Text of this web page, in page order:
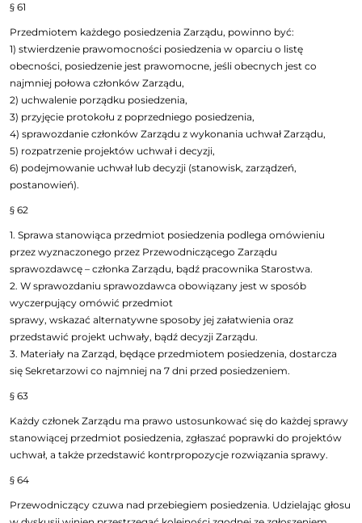
§ 61
Przedmiotem każdego posiedzenia Zarządu, powinno być:
1) stwierdzenie prawomocności posiedzenia w oparciu o listę
obecności, posiedzenie jest prawomocne, jeśli obecnych jest co
najmniej połowa członków Zarządu,
2) uchwalenie porządku posiedzenia,
3) przyjęcie protokołu z poprzedniego posiedzenia,
4) sprawozdanie członków Zarządu z wykonania uchwał Zarządu,
5) rozpatrzenie projektów uchwał i decyzji,
6) podejmowanie uchwał lub decyzji (stanowisk, zarządzeń,
postanowień).
§ 62
1. Sprawa stanowiąca przedmiot posiedzenia podlega omówieniu
przez wyznaczonego przez Przewodniczącego Zarządu
sprawozdawcę – członka Zarządu, bądź pracownika Starostwa.
2. W sprawozdaniu sprawozdawca obowiązany jest w sposób
wyczerpujący omówić przedmiot
sprawy, wskazać alternatywne sposoby jej załatwienia oraz
przedstawić projekt uchwały, bądź decyzji Zarządu.
3. Materiały na Zarząd, będące przedmiotem posiedzenia, dostarcza
się Sekretarzowi co najmniej na 7 dni przed posiedzeniem.
§ 63
Każdy członek Zarządu ma prawo ustosunkować się do każdej sprawy
stanowiącej przedmiot posiedzenia, zgłaszać poprawki do projektów
uchwał, a także przedstawić kontrpropozycje rozwiązania sprawy.
§ 64
Przewodniczący czuwa nad przebiegiem posiedzenia. Udzielając głosu